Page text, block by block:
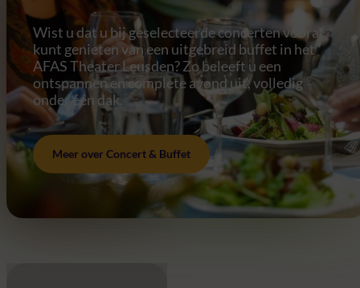
Wist u dat u bij geselecteerde concerten vooraf
kunt genieten van een uitgebreid buffet in het
AFAS Theater Leusden? Zo beleeft u een
ontspannen en complete avond uit, volledig
onder één dak.
Meer over Concert & Buffet